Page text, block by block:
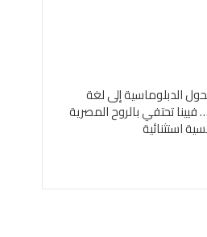
الدبلوماسية إلى لغة
تحتفي بالروح المصرية
استثنائية